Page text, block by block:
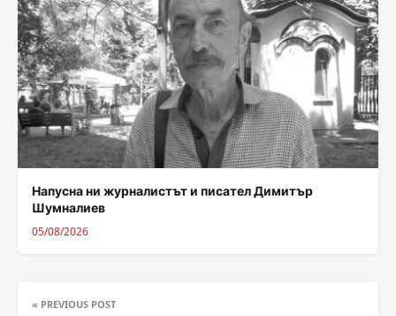
Напусна ни журналистът и писател Димитър
Шумналиев
05/08/2026
« PREVIOUS POST